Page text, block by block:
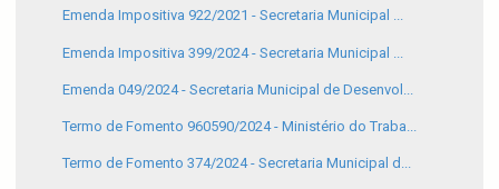
Emenda Impositiva 922/2021 - Secretaria Municipal ...
Emenda Impositiva 399/2024 - Secretaria Municipal ...
Emenda 049/2024 - Secretaria Municipal de Desenvol...
Termo de Fomento 960590/2024 - Ministério do Traba...
Termo de Fomento 374/2024 - Secretaria Municipal d...